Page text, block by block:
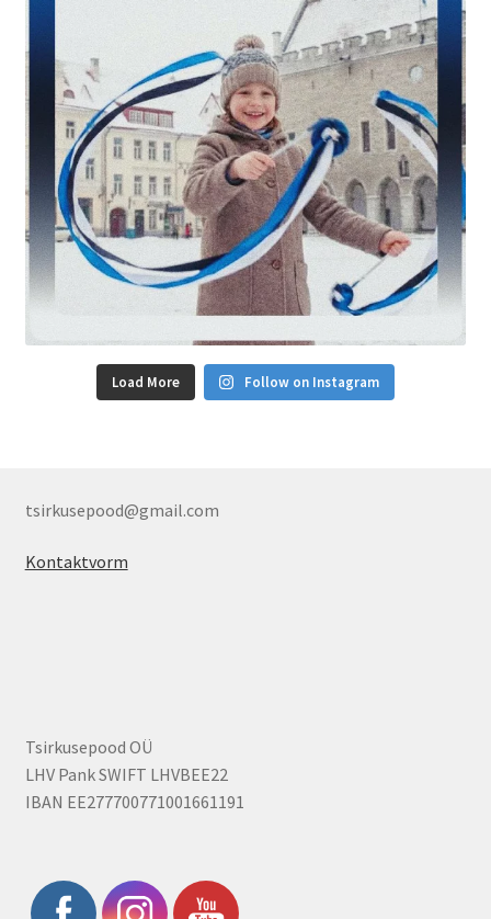
Load More Follow on Instagram
tsirkusepood@gmail.com
Kontaktvorm
Tsirkusepood OÜ
LHV Pank SWIFT LHVBEE22
IBAN EE277700771001661191